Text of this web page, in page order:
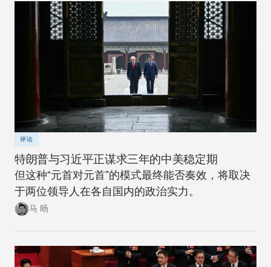
评论
特朗普与习近平正谋求三年的中美稳定期
但这种“元首对元首”的模式最终能否奏效，将取决
于两位领导人在各自国内的政治实力。
马 旸